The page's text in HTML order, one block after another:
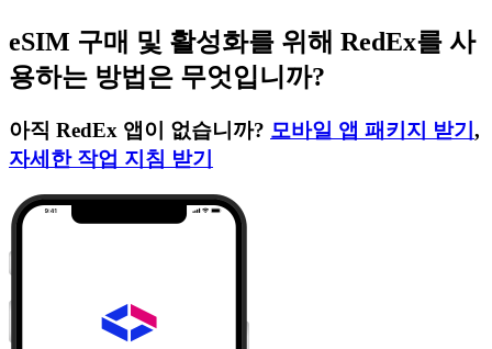
eSIM 구매 및 활성화를 위해 RedEx를 사
용하는 방법은 무엇입니까?
아직 RedEx 앱이 없습니까? 모바일 앱 패키지 받기 ,
자세한 작업 지침 받기